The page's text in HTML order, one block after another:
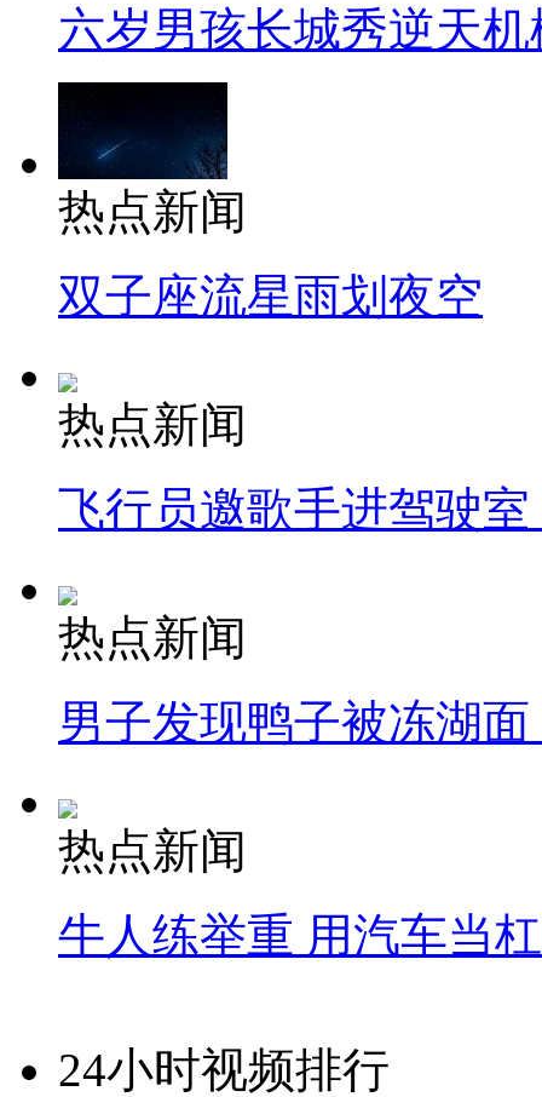
六岁男孩长城秀逆天机
热点新闻
双子座流星雨划夜空
热点新闻
飞行员邀歌手进驾驶
热点新闻
男子发现鸭子被冻湖
热点新闻
牛人练举重 用汽车当
24小时视频排行